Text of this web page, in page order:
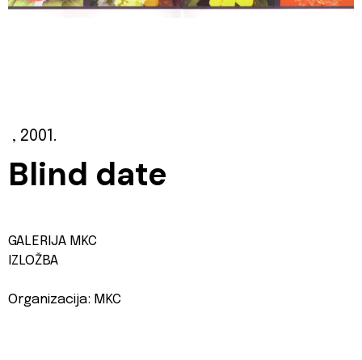
, 2001.
Blind date
GALERIJA MKC
IZLOŽBA
Organizacija: MKC